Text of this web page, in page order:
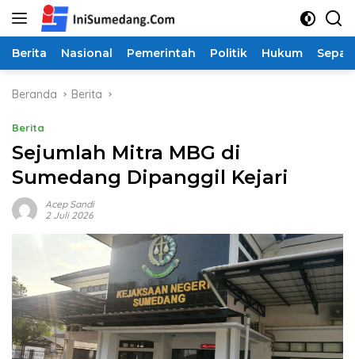
Langsung
Berita Nasional Pemerintah Politik Hukum
Beranda Berita
Berita
Sejumlah Mitra MBG di
Sumedang Dipanggil Kejari
Acep Sandi
2 Juli 2026